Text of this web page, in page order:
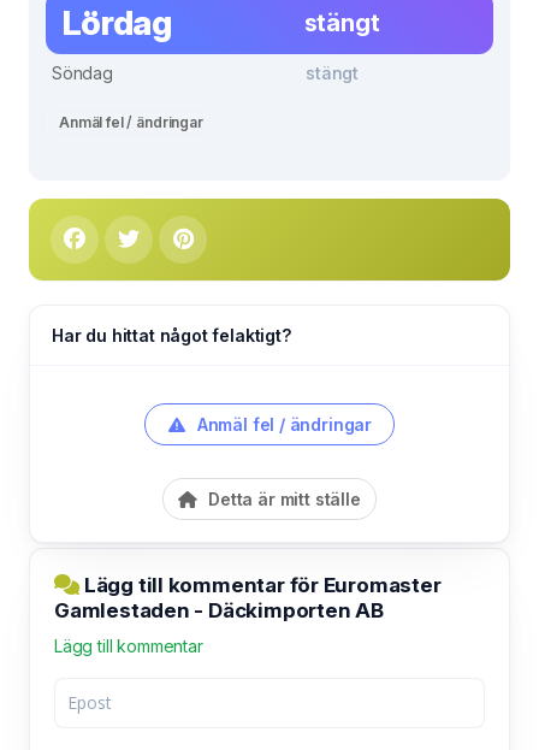
Lördag stängt
Söndag stängt
Anmäl fel / ändringar
Har du hittat något felaktigt?
Anmäl fel / ändringar
Detta är mitt ställe
Lägg till kommentar för Euromaster
Gamlestaden - Däckimporten AB
Lägg till kommentar